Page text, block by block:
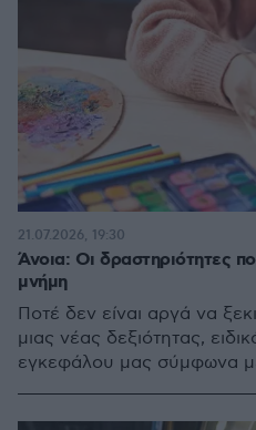
Άνοια: Οι δραστηριότητες
μνήμη
Ποτέ δεν είναι αργά να
μιας νέας δεξιότητας,
εγκεφάλου μας σύμφωνα
21.07.2026, 19:30